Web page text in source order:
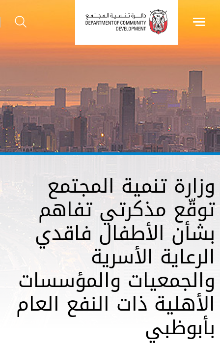
وزارة تنمية المجتمع
توقّع مذكرتي تفاهم
بشأن الأطفال فاقدي
الرعاية الأسرية
والجمعيات والمؤسسات
الأهلية ذات النفع العام
بأبوظبي